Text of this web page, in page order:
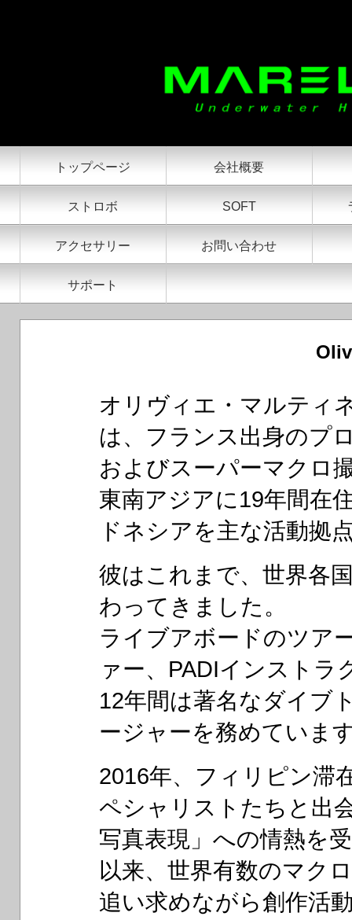
トップページ 会社概要
ストロボ SOFT
アクセサリー お問い合わせ
サポート
オリヴィエ・マルティ
は、フランス出身のプ
およびスーパーマクロ
東南アジアに19年間在
ドネシアを主な活動拠
彼はこれまで、世界各
わってきました。
ライブアボードのツア
ァー、PADIインストラ
12年間は著名なダイブ
ージャーを務めていま
2016年、フィリピン滞
ペシャリストたちと出
写真表現」への情熱を
以来、世界有数のマク
追い求めながら創作活